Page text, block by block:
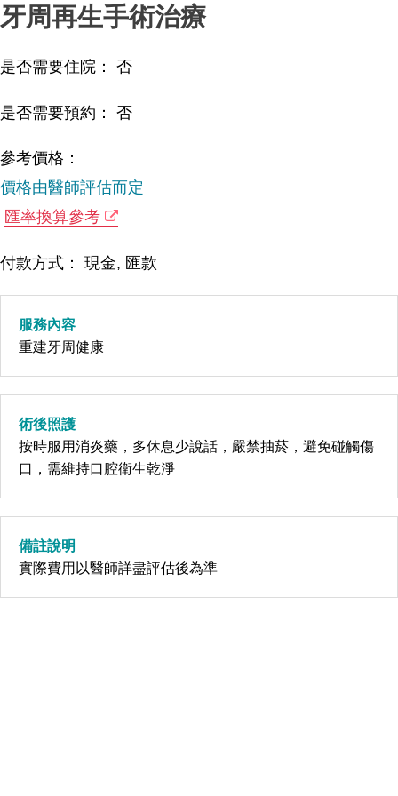
牙周再生手術治療
是否需要住院： 否
是否需要預約： 否
參考價格：
價格由醫師評估而定
匯率換算參考
付款方式： 現金, 匯款
服務內容
重建牙周健康
術後照護
按時服用消炎藥，多休息少說話，嚴禁抽菸，避免碰觸傷
口，需維持口腔衛生乾淨
備註說明
實際費用以醫師詳盡評估後為準